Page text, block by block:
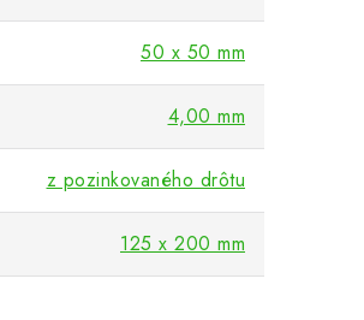
50 x 50 mm
4,00 mm
z pozinkovaného drôtu
125 x 200 mm